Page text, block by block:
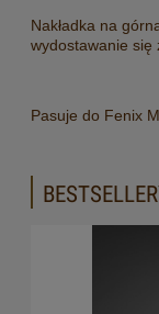
Nakładka na
wydostawanie się
Pasuje do Fenix